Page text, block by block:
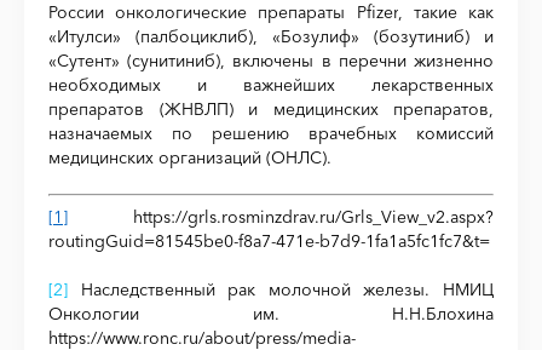
России онкологические препараты Pfizer, такие как
«Итулси» (палбоциклиб), «Бозулиф» (бозутиниб) и
«Сутент» (сунитиниб), включены в перечни жизненно
необходимых и важнейших лекарственных
препаратов (ЖНВЛП) и медицинских препаратов,
назначаемых по решению врачебных комиссий
медицинских организаций (ОНЛС).
[1] https://grls.rosminzdrav.ru/Grls_View_v2.aspx?
routingGuid=81545be0-f8a7-471e-b7d9-1fa1a5fc1fc7&t=
[2] Наследственный рак молочной железы. НМИЦ
Онкологии им. Н.Н.Блохина
https://www.ronc.ru/about/press/media-